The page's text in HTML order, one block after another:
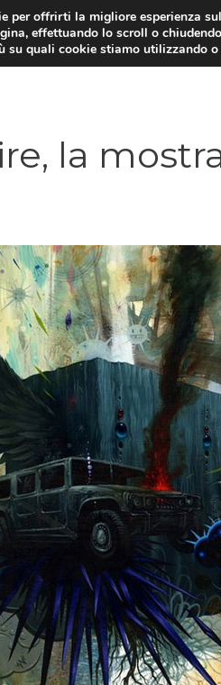
la
per offrirti la migliore esperienza
effettuando lo scroll o
su quali cookie stiamo utilizzando